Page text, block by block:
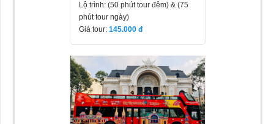
Lộ trình: (50 phút tour đêm) & (75
phút tour ngày)
Giá tour: 145.000